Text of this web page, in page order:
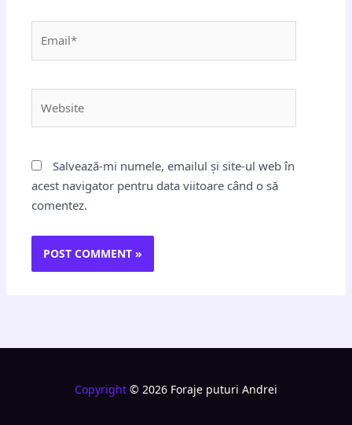
Salvează-mi numele, emailul și site-ul web în
acest navigator pentru data viitoare când o să
comentez.
Copyright © 2026 Foraje puturi Andrei